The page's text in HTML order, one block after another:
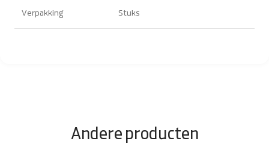
Verpakking Stuks
Andere producten